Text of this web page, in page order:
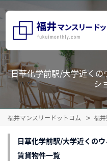
日華化学前駅/大学近く
シ
福井マンスリードットコム 福
日華化学前駅/大学近くの
賃貸物件一覧